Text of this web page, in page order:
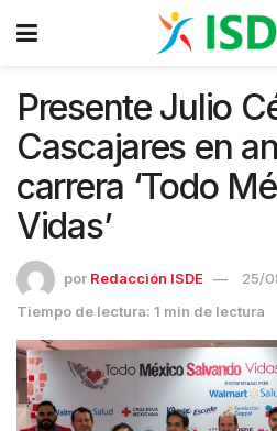
Presente Julio
Cascajares en
carrera ‘Todo
Vidas’
por Redacción ISDE
25/
Tiempo de lectura: 1 min de lectura